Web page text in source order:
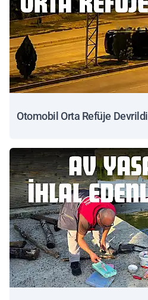
Otomobil Orta Refüje Devrildi